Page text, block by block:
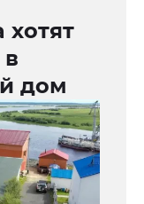
хотят
дом